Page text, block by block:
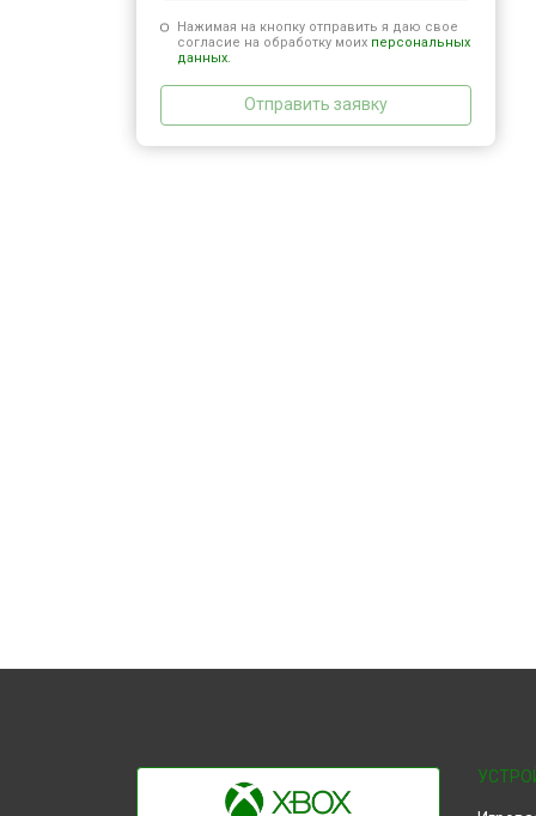
Нажимая на кнопку отправить я даю свое
согласие на обработку моих персональных
данных.
Отправить заявку